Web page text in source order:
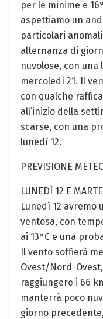
per le minime e
aspettiamo un
particolari
alternanza di
nuvolose, con
mercoledì 21. Il
con qualche
all’inizio della
scarse, con una
lunedì 12.
PREVISIONE
LUNEDÌ 12 E
Lunedì 12 avremo
ventosa, con
ai 13°C e una
Il vento soffierà
Ovest/Nord-
raggiungere i 66
manterrà poco
giorno